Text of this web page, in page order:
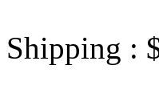
Shipping :